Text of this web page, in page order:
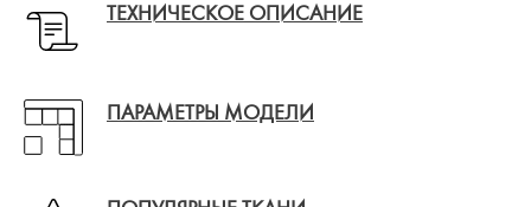
ТЕХНИЧЕСКОЕ ОПИСАНИЕ
ПАРАМЕТРЫ МОДЕЛИ